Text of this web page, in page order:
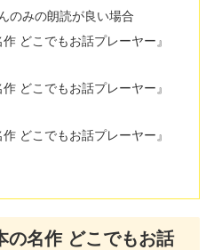
のみの朗読が良い場合
どこでもお話プレーヤー』
どこでもお話プレーヤー』
どこでもお話プレーヤー』
の名作 どこでもお話